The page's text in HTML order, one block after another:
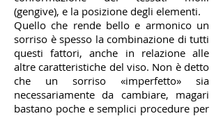
(gengive), e la posizione degli elementi.
Quello che rende bello e armonico un
sorriso è spesso la combinazione di tutti
questi fattori, anche in relazione alle
altre caratteristiche del viso. Non è detto
che un sorriso «imperfetto» sia
necessariamente da cambiare, magari
bastano poche e semplici procedure per